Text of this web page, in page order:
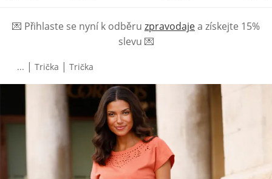
💌 Přihlaste se nyní k odběru zpravodajea získejte 15%
slevu 💌
... | Trička | Trička